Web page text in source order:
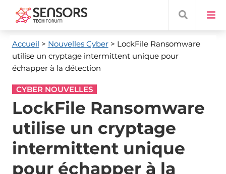
Accueil > Nouvelles Cyber> LockFile Ransomware
utilise un cryptage intermittent unique pour
échapper à la détection
CYBER NOUVELLES
LockFile Ransomware
utilise un cryptage
intermittent unique
pour échapper à la